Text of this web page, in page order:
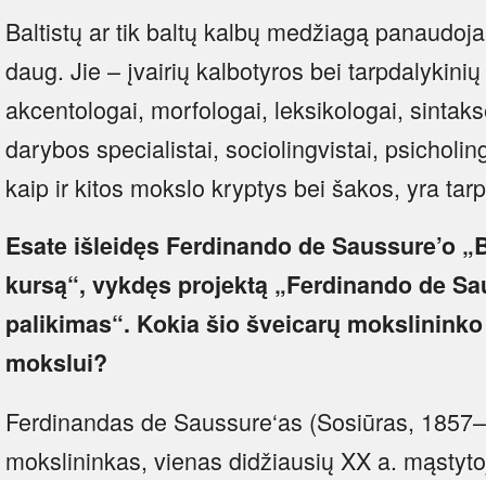
Baltistų ar tik baltų kalbų medžiagą
daug. Jie – įvairių kalbotyros bei
akcentologai, morfologai, leksikologai,
darybos specialistai, sociolingvistai,
kaip ir kitos mokslo kryptys bei šakos, yra
Esate išleidęs Ferdinando de Saussure’o
kursą“, vykdęs projektą „Ferdinando de
palikimas“. Kokia šio šveicarų
mokslui?
Ferdinandas de Saussure‘as (Sosiūras,
mokslininkas, vienas didžiausių XX a.